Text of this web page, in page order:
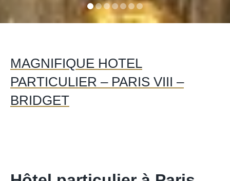
MAGNIFIQUE HOTEL
PARTICULIER – PARIS VIII –
BRIDGET